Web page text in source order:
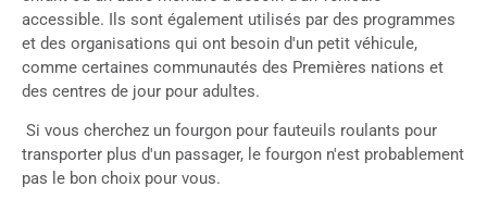
accessible. Ils sont également utilisés par des programmes
et des organisations qui ont besoin d'un petit véhicule,
comme certaines communautés des Premières nations et
des centres de jour pour adultes.
Si vous cherchez un fourgon pour fauteuils roulants pour
transporter plus d'un passager, le fourgon n'est probablement
pas le bon choix pour vous.